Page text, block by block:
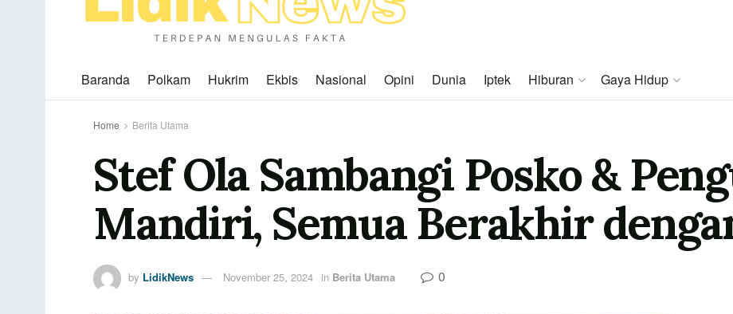
Baranda Polkam Hukrim Ekbis Nasional Opini Dunia Iptek Hiburan Gaya Hidup
Home Berita Utama
Stef Ola Sambangi Posko &
Mandiri, Semua Berakhir
by LidikNews November 25, 2024 in Berita Utama 0